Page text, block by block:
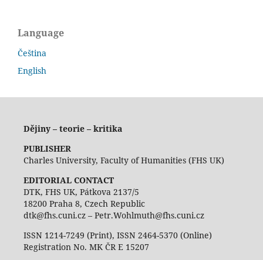
Language
Čeština
English
Dějiny – teorie – kritika
PUBLISHER
Charles University, Faculty of Humanities (FHS UK)
EDITORIAL CONTACT
DTK, FHS UK, Pátkova 2137/5
18200 Praha 8, Czech Republic
dtk@fhs.cuni.cz – Petr.Wohlmuth@fhs.cuni.cz
ISSN 1214-7249 (Print), ISSN 2464-5370 (Online)
Registration No. MK ČR E 15207